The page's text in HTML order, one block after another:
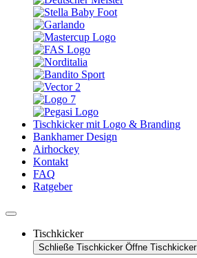
Tischkicker mit Logo & Branding
Bankhamer Design
Airhockey
Kontakt
FAQ
Ratgeber
Tischkicker
Schließe Tischkicker Öffne Tischkicker